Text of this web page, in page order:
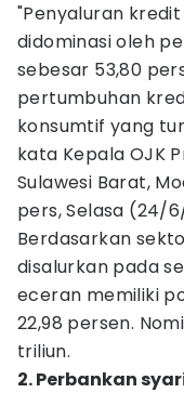
"Penyaluran
didominasi oleh
sebesar 53,80
pertumbuhan
konsumtif yang
kata Kepala OJK
Sulawesi Barat,
pers, Selasa (24/
Berdasarkan
disalurkan pada
eceran memiliki
22,98 persen.
triliun.
2. Perbankan